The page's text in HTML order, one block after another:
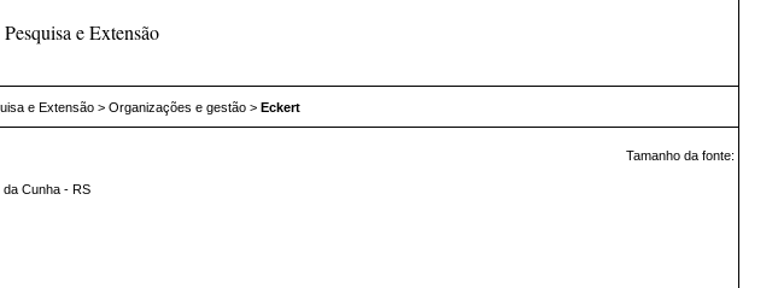
e Extensão
e Extensão> Organizações e gestão> Eckert
Tamanho da fonte:
Cunha - RS